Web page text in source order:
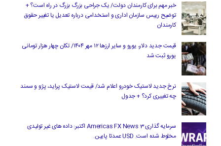
خبر مهم برای کارمندان دولت/ یک جراحی بزرگ بزرگ در راه است؟ +
توضیح رییس سازمان اداری و استخدامی درباره تعدیل یا تغییر حقوق
کارمندان
قیمت جدید دلار، یورو و سایر ارزها ۱۲ مهر ۱۴۰۴/ تکان چهار هزار تومانی
یورو ثبت شد
نرخ جدید لاستیک خودرو اعلام شد/ قیمت لاستیک پراید، پژو و سمند
چه تغییری کرد؟ + جدول
سرمایه گذاری Americas FX News 3 اکتبر: داده های غیر تولیدی
مخلوط شده است. USD عمدتا پایین.